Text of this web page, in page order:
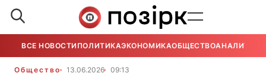
ВСЕ НОВОСТИ ПОЛИТИКАЭКОНОМИКАОБЩЕСТВОАНАЛИТИКА
Общество 13.06.2026 09:13